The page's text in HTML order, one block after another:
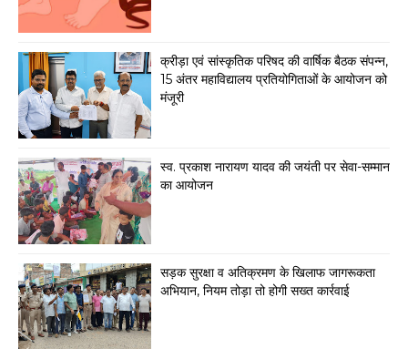
क्रीड़ा एवं सांस्कृतिक परिषद की वार्षिक बैठक संपन्न,
15 अंतर महाविद्यालय प्रतियोगिताओं के आयोजन को
मंजूरी
स्व. प्रकाश नारायण यादव की जयंती पर सेवा-सम्मान
का आयोजन
सड़क सुरक्षा व अतिक्रमण के खिलाफ जागरूकता
अभियान, नियम तोड़ा तो होगी सख्त कार्रवाई